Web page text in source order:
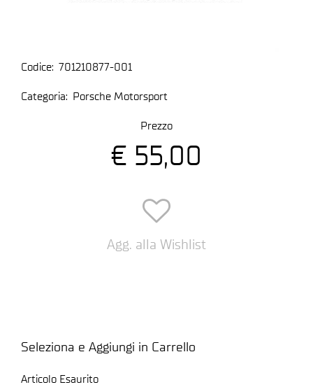
Codice: 701210877-001
Categoria: Porsche Motorsport
Prezzo
€ 55,00
Agg. alla Wishlist
Seleziona e Aggiungi in Carrello
Articolo Esaurito